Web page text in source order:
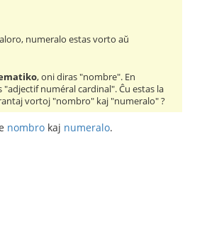
numeralo estas vorto aŭ
, oni diras "nombre". En
"adjectif numéral cardinal". Ĉu estas la
vortoj "nombro" kaj "numeralo" ?
nombro kaj numeralo.